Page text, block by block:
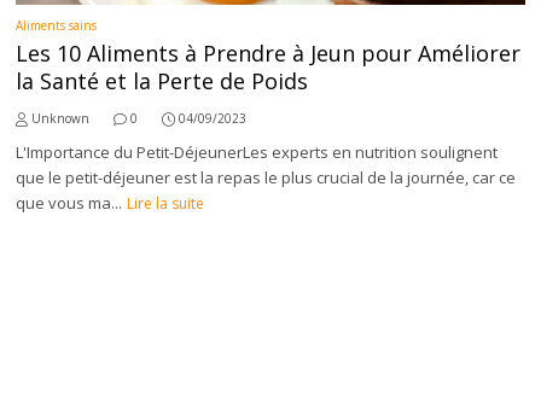
Aliments sains
Les 10 Aliments à Prendre à Jeun pour Améliorer
la Santé et la Perte de Poids
Unknown 0 04/09/2023
L'Importance du Petit-DéjeunerLes experts en nutrition soulignent
que le petit-déjeuner est la repas le plus crucial de la journée, car ce
que vous ma... Lire la suite